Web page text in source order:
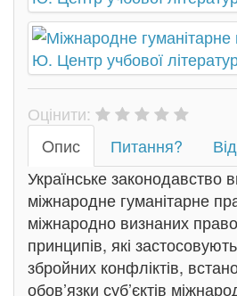
Оцінити:
Oпис
Питання?
Українське законодавство
міжнародне гуманітарне
міжнародно визнаних
принципів, які
збройних конфліктів,
обов’язки суб’єктів